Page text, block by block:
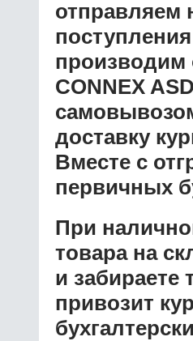
отправляем
производим
CONNEX
доставку
Вместе с
первичных
При
товара на
и забираете
привозит